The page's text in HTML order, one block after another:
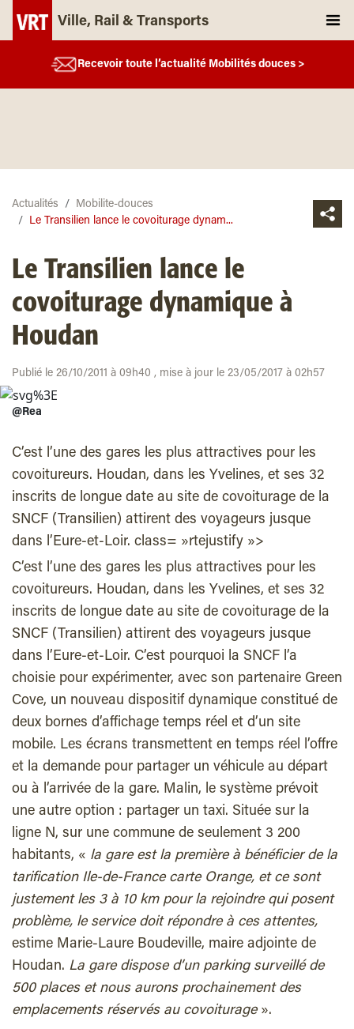
Ville, Rail & Transports
Recevoir toute l’actualité Mobilités douces >
Actualités
Mobilite-douces
Le Transilien lance le covoiturage dynam...
Le Transilien lance le
covoiturage dynamique à
Houdan
Publié le 26/10/2011 à 09h40 , mise à jour le 23/05/2017 à 02h57
@Rea
C’est l’une des gares les plus attractives pour les
covoitureurs. Houdan, dans les Yvelines, et ses 32
inscrits de longue date au site de covoiturage de la
SNCF (Transilien) attirent des voyageurs jusque
dans l’Eure-et-Loir. class= »rtejustify »>
C’est l’une des gares les plus attractives pour les
covoitureurs. Houdan, dans les Yvelines, et ses 32
inscrits de longue date au site de covoiturage de la
SNCF (Transilien) attirent des voyageurs jusque
dans l’Eure-et-Loir. C’est pourquoi la SNCF l’a
choisie pour expérimenter, avec son partenaire Green
Cove, un nouveau dispositif dynamique constitué de
deux bornes d’affichage temps réel et d’un site
mobile. Les écrans transmettent en temps réel l’offre
et la demande pour partager un véhicule au départ
ou à l’arrivée de la gare. Malin, le système prévoit
une autre option : partager un taxi. Située sur la
ligne N, sur une commune de seulement 3 200
habitants, « la gare est la première à bénéficier de la
tarification Ile-de-France carte Orange, et ce sont
justement les 3 à 10 km pour la rejoindre qui posent
problème, le service doit répondre à ces attentes,
estime Marie-Laure Boudeville, maire adjointe de
Houdan. La gare dispose d’un parking surveillé de
500 places et nous aurons prochainement des
emplacements réservés au covoiturage ».